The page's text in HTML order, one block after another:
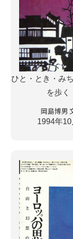
ひと・とき・み
を歩く
岡島博男
1994年10